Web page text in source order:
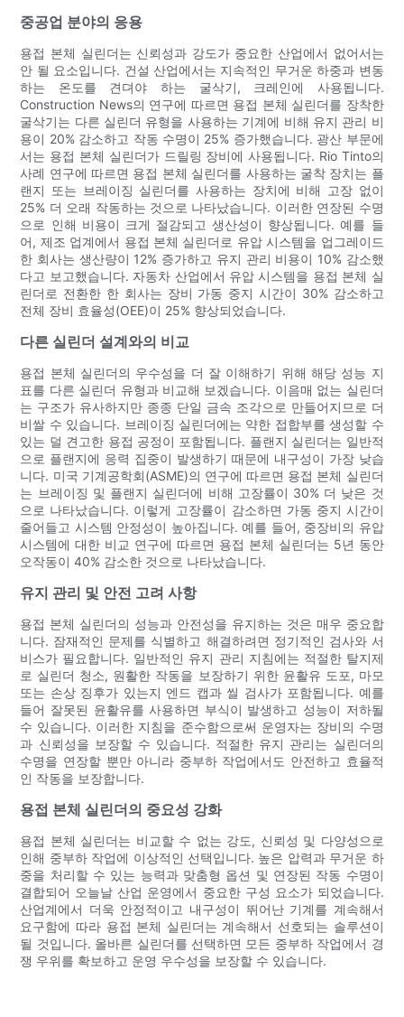
중공업 분야의 응용
용접 본체 실린더는 신뢰성과 강도가 중요한 산업에서 없어서는
안 될 요소입니다. 건설 산업에서는 지속적인 무거운 하중과 변동
하는 온도를 견뎌야 하는 굴삭기, 크레인에 사용됩니다.
Construction News의 연구에 따르면 용접 본체 실린더를 장착한
굴삭기는 다른 실린더 유형을 사용하는 기계에 비해 유지 관리 비
용이 20% 감소하고 작동 수명이 25% 증가했습니다. 광산 부문에
서는 용접 본체 실린더가 드릴링 장비에 사용됩니다. Rio Tinto의
사례 연구에 따르면 용접 본체 실린더를 사용하는 굴착 장치는 플
랜지 또는 브레이징 실린더를 사용하는 장치에 비해 고장 없이
25% 더 오래 작동하는 것으로 나타났습니다. 이러한 연장된 수명
으로 인해 비용이 크게 절감되고 생산성이 향상됩니다. 예를 들
어, 제조 업계에서 용접 본체 실린더로 유압 시스템을 업그레이드
한 회사는 생산량이 12% 증가하고 유지 관리 비용이 10% 감소했
다고 보고했습니다. 자동차 산업에서 유압 시스템을 용접 본체 실
린더로 전환한 한 회사는 장비 가동 중지 시간이 30% 감소하고
전체 장비 효율성(OEE)이 25% 향상되었습니다.
다른 실린더 설계와의 비교
용접 본체 실린더의 우수성을 더 잘 이해하기 위해 해당 성능 지
표를 다른 실린더 유형과 비교해 보겠습니다. 이음매 없는 실린더
는 구조가 유사하지만 종종 단일 금속 조각으로 만들어지므로 더
비쌀 수 있습니다. 브레이징 실린더에는 약한 접합부를 생성할 수
있는 덜 견고한 용접 공정이 포함됩니다. 플랜지 실린더는 일반적
으로 플랜지에 응력 집중이 발생하기 때문에 내구성이 가장 낮습
니다. 미국 기계공학회(ASME)의 연구에 따르면 용접 본체 실린더
는 브레이징 및 플랜지 실린더에 비해 고장률이 30% 더 낮은 것
으로 나타났습니다. 이렇게 고장률이 감소하면 가동 중지 시간이
줄어들고 시스템 안정성이 높아집니다. 예를 들어, 중장비의 유압
시스템에 대한 비교 연구에 따르면 용접 본체 실린더는 5년 동안
오작동이 40% 감소한 것으로 나타났습니다.
유지 관리 및 안전 고려 사항
용접 본체 실린더의 성능과 안전성을 유지하는 것은 매우 중요합
니다. 잠재적인 문제를 식별하고 해결하려면 정기적인 검사와 서
비스가 필요합니다. 일반적인 유지 관리 지침에는 적절한 탈지제
로 실린더 청소, 원활한 작동을 보장하기 위한 윤활유 도포, 마모
또는 손상 징후가 있는지 엔드 캡과 씰 검사가 포함됩니다. 예를
들어 잘못된 윤활유를 사용하면 부식이 발생하고 성능이 저하될
수 있습니다. 이러한 지침을 준수함으로써 운영자는 장비의 수명
과 신뢰성을 보장할 수 있습니다. 적절한 유지 관리는 실린더의
수명을 연장할 뿐만 아니라 중부하 작업에서도 안전하고 효율적
인 작동을 보장합니다.
용접 본체 실린더의 중요성 강화
용접 본체 실린더는 비교할 수 없는 강도, 신뢰성 및 다양성으로
인해 중부하 작업에 이상적인 선택입니다. 높은 압력과 무거운 하
중을 처리할 수 있는 능력과 맞춤형 옵션 및 연장된 작동 수명이
결합되어 오늘날 산업 운영에서 중요한 구성 요소가 되었습니다.
산업계에서 더욱 안정적이고 내구성이 뛰어난 기계를 계속해서
요구함에 따라 용접 본체 실린더는 계속해서 선호되는 솔루션이
될 것입니다. 올바른 실린더를 선택하면 모든 중부하 작업에서 경
쟁 우위를 확보하고 운영 우수성을 보장할 수 있습니다.